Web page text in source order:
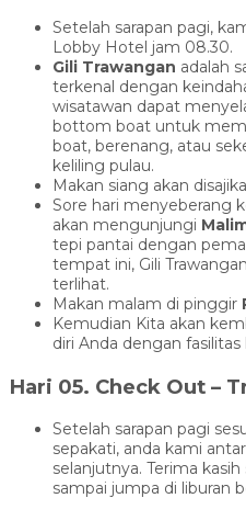
Setelah sarapan pagi,
Lobby Hotel jam 08.30.
Gili Trawangan adalah
terkenal dengan
wisatawan dapat
bottom boat untuk
boat, berenang, atau
keliling pulau.
Makan siang akan
Sore hari menyeberang
akan mengunjungi
tepi pantai dengan
tempat ini, Gili
terlihat.
Makan malam di pinggir
Kemudian Kita akan
diri Anda dengan
Hari 05. Check Out –
Setelah sarapan pagi
sepakati, anda kami
selanjutnya. Terima
sampai jumpa di liburan